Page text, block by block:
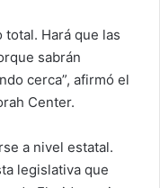
total. Hará que las
sabrán
cerca”, afirmó el
Center.
a nivel estatal.
legislativa que